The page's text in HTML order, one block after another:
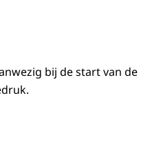
bij de start van de